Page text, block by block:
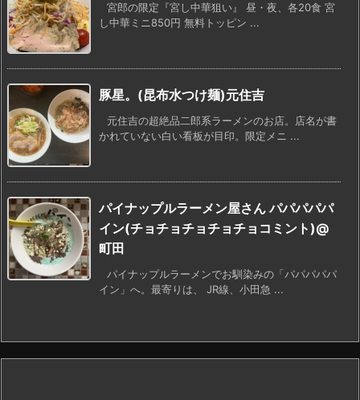
宮郎の限定『宮し中華狙い』 昼・夜、各20食 宮
し中華ミニ850円 無料トッピン ...
豚星。(昆布水つけ麺)元住吉
元住吉の超絶品二郎系ラーメンのお店。店名が書
かれていない白い看板が目印。限定メニ ...
パイナップルラーメン屋さん パパパパパ
イン(チョチョチョチョチョコミント)@
町田
パイナップルラーメンでお馴染みの「パパパパパ
イン」へ。最寄りは、 JR線、小田急 ...